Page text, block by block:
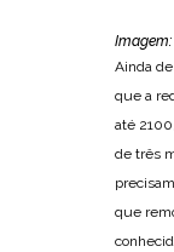
Ainda
que a
até
de três
que